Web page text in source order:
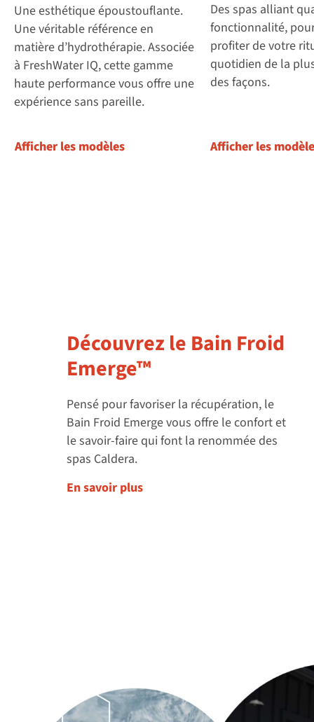
Une esthétique époustouflante.
Une véritable référence en
matière d’hydrothérapie. Associée
à FreshWater IQ, cette gamme
haute performance vous offre une
expérience sans pareille.
Afficher les modèles
Des spas alliant
fonctionnalité,
profiter de votre
quotidien de la
des façons.
Afficher les
Découvrez le Bain Froid
Emerge™
Pensé pour favoriser la récupération, le
Bain Froid Emerge vous offre le confort et
le savoir-faire qui font la renommée des
spas Caldera.
En savoir plus